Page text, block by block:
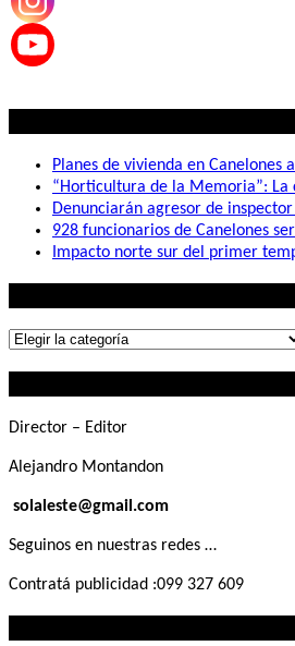
Planes de vivienda en Canelones
“Horticultura de la Memoria”: La
Denunciarán agresor de
928 funcionarios de Canelones
Impacto norte sur del primer
Lo
Director – Editor
Alejandro Montandon
solaleste@gmail.com
Seguinos en nuestras redes …
Contratá publicidad :099 327 609